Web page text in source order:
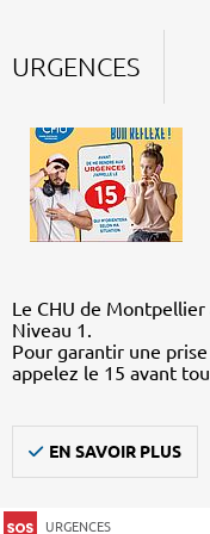
URGENCES
Le CHU de
Niveau 1.
Pour garantir une
appelez le 15 avant
EN SAVOIR PLUS
URGENCES